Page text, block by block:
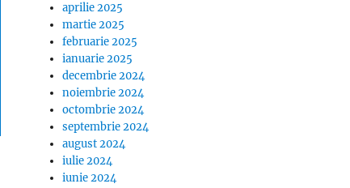
aprilie 2025
martie 2025
februarie 2025
ianuarie 2025
decembrie 2024
noiembrie 2024
octombrie 2024
septembrie 2024
august 2024
iulie 2024
iunie 2024